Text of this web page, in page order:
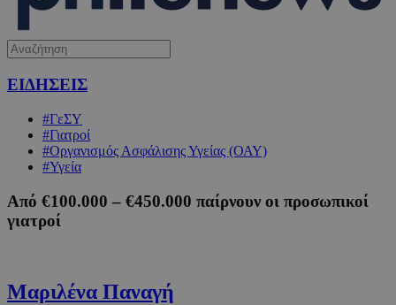
ΕΙΔΗΣΕΙΣ
#ΓεΣΥ
#Γιατροί
#Οργανισμός Ασφάλισης Υγείας (ΟΑΥ)
#Υγεία
Από €100.000 – €450.000 παίρνουν οι προσωπικοί
γιατροί
Μαριλένα Παναγή